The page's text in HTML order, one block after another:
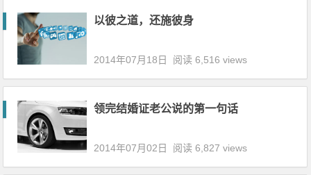
以彼之道，还施彼身
2014年07月18日 阅读 6,516 views
领完结婚证老公说的第一句话
2014年07月02日 阅读 6,827 views